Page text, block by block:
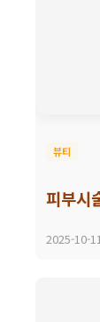
뷰티
피부시
2025-10-